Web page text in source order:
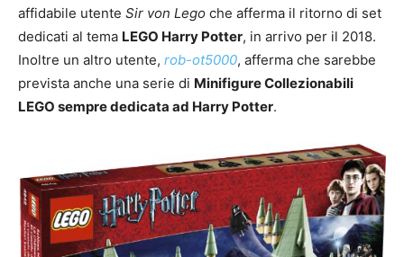
affidabile utente Sir von Lego che afferma il ritorno di set
dedicati al tema LEGO Harry Potter, in arrivo per il 2018.
Inoltre un altro utente, rob-ot5000, afferma che sarebbe
prevista anche una serie di Minifigure Collezionabili
LEGO sempre dedicata ad Harry Potter.